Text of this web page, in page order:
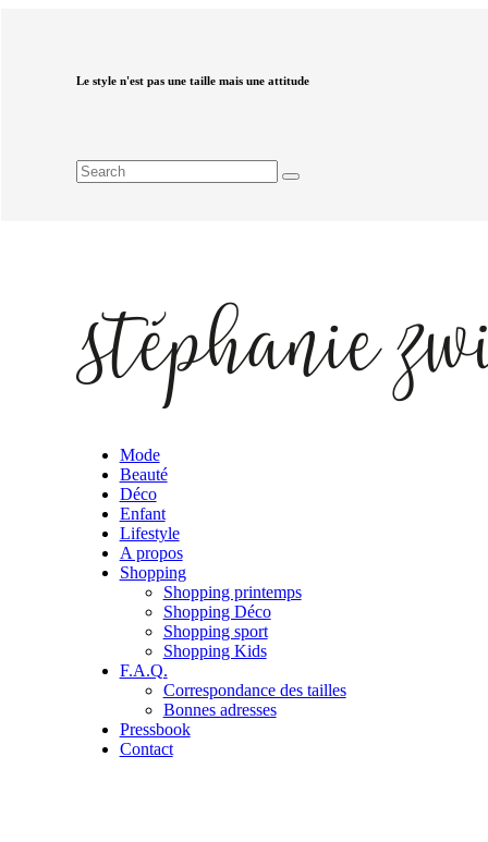
Le style n'est pas une taille mais une attitude
Mode
Beauté
Déco
Enfant
Lifestyle
A propos
Shopping
Shopping printemps
Shopping Déco
Shopping sport
Shopping Kids
F.A.Q.
Correspondance des tailles
Bonnes adresses
Pressbook
Contact